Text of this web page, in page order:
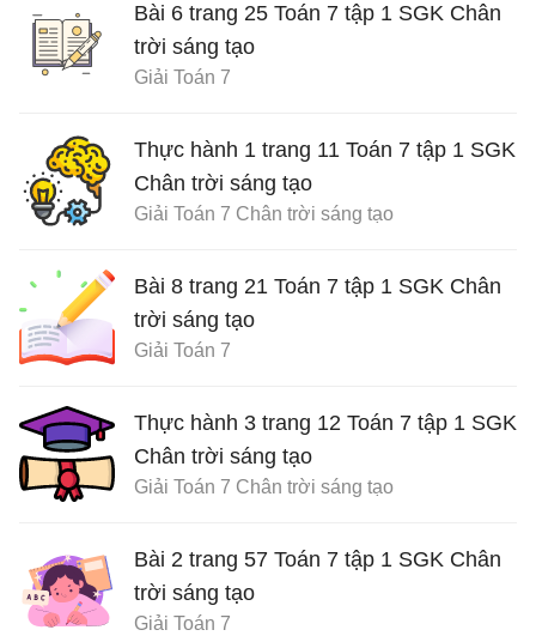
Bài 6 trang 25 Toán 7 tập 1 SGK Chân
trời sáng tạo
Giải Toán 7
Thực hành 1 trang 11 Toán 7 tập 1 SGK
Chân trời sáng tạo
Giải Toán 7 Chân trời sáng tạo
Bài 8 trang 21 Toán 7 tập 1 SGK Chân
trời sáng tạo
Giải Toán 7
Thực hành 3 trang 12 Toán 7 tập 1 SGK
Chân trời sáng tạo
Giải Toán 7 Chân trời sáng tạo
Bài 2 trang 57 Toán 7 tập 1 SGK Chân
trời sáng tạo
Giải Toán 7